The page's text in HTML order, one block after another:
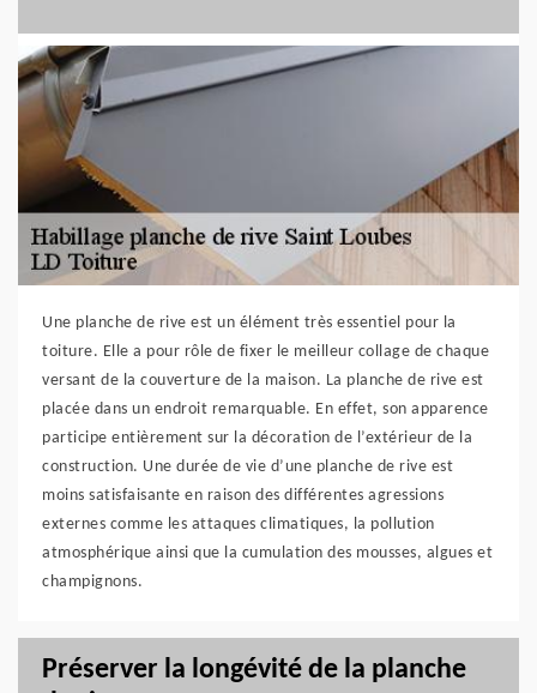
Une planche de rive est un élément très essentiel pour la
toiture. Elle a pour rôle de fixer le meilleur collage de chaque
versant de la couverture de la maison. La planche de rive est
placée dans un endroit remarquable. En effet, son apparence
participe entièrement sur la décoration de l’extérieur de la
construction. Une durée de vie d’une planche de rive est
moins satisfaisante en raison des différentes agressions
externes comme les attaques climatiques, la pollution
atmosphérique ainsi que la cumulation des mousses, algues et
champignons.
Préserver la longévité de la planche